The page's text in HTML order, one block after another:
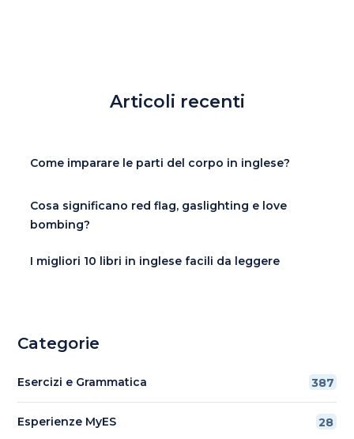
Articoli recenti
Come imparare le parti del corpo in inglese?
Cosa significano red flag, gaslighting e love
bombing?
I migliori 10 libri in inglese facili da leggere
Categorie
Esercizi e Grammatica 387
Esperienze MyES 28